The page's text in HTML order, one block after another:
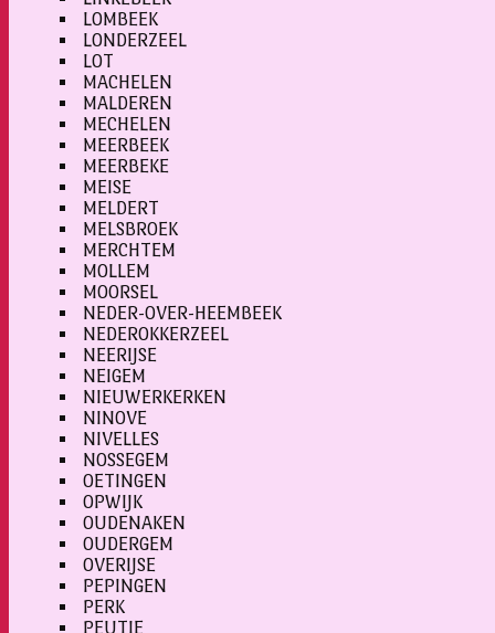
LOMBEEK
LONDERZEEL
LOT
MACHELEN
MALDEREN
MECHELEN
MEERBEEK
MEERBEKE
MEISE
MELDERT
MELSBROEK
MERCHTEM
MOLLEM
MOORSEL
NEDER-OVER-HEEMBEEK
NEDEROKKERZEEL
NEERIJSE
NEIGEM
NIEUWERKERKEN
NINOVE
NIVELLES
NOSSEGEM
OETINGEN
OPWIJK
OUDENAKEN
OUDERGEM
OVERIJSE
PEPINGEN
PERK
PEUTIE